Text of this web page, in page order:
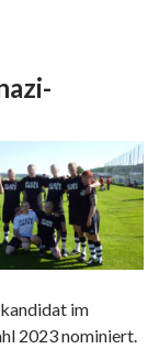
im
2023 nominiert.